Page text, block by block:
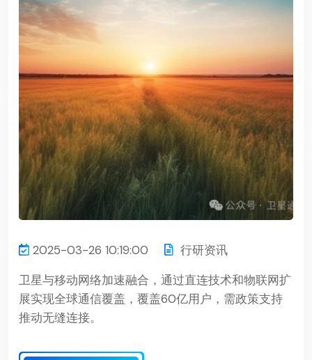
2025-03-26 10:19:00
行研资讯
卫星与移动网络加速融合，通过直连技术和物联网扩
展实现全球通信覆盖，覆盖60亿用户，需政策支持
推动无缝连接。